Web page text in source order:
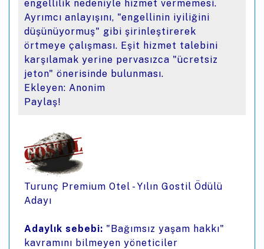
engellilik nedeniyle hizmet vermemesi.
Ayrımcı anlayışını, "engellinin iyiliğini
düşünüyormuş" gibi şirinleştirerek
örtmeye çalışması. Eşit hizmet talebini
karşılamak yerine pervasızca "ücretsiz
jeton" önerisinde bulunması.
Ekleyen: Anonim
Paylaş!
Turunç Premium Otel - Yılın Gostil Ödülü
Adayı
Adaylık sebebi: "Bağımsız yaşam hakkı"
kavramını bilmeyen yöneticiler